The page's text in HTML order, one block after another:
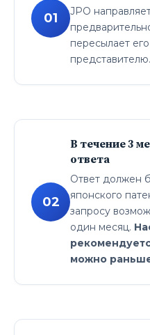
01
JPO
пересылает
представителю.
02
В течение 3
ответа
Ответ должен
японского
запросу
один месяц.
можно